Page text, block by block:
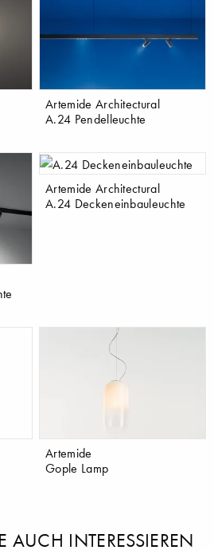
Artemide Architectural
A.24 Pendelleuchte
Artemide Architectural
A.24 Deckeneinbauleuchte
Artemide
Gople Lamp
AUCH INTERESSIEREN